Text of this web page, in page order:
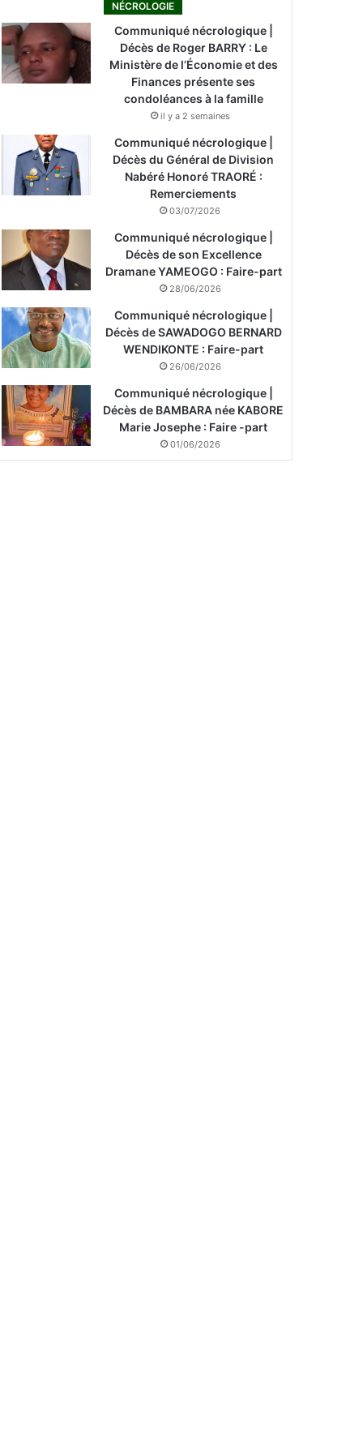
NÉCROLOGIE
Communiqué nécrologique |
Décès de Roger BARRY : Le
Ministère de l’Économie et des
Finances présente ses
condoléances à la famille
il y a 2 semaines
Communiqué nécrologique |
Décès du Général de Division
Nabéré Honoré TRAORÉ :
Remerciements
03/07/2026
Communiqué nécrologique |
Décès de son Excellence
Dramane YAMEOGO : Faire-part
28/06/2026
Communiqué nécrologique |
Décès de SAWADOGO BERNARD
WENDIKONTE : Faire-part
26/06/2026
Communiqué nécrologique |
Décès de BAMBARA née KABORE
Marie Josephe : Faire -part
01/06/2026